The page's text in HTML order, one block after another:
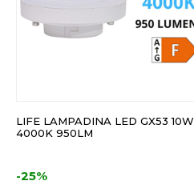
LIFE LAMPADINA LED GX53 10W
4000K 950LM
-25%